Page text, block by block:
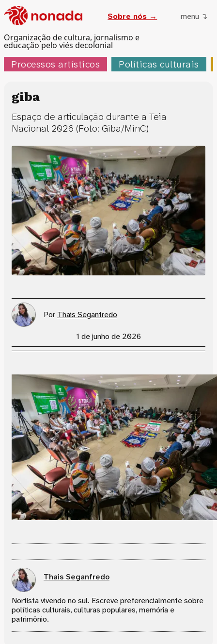
Organização de cultura, jornalismo e
educação pelo viés decolonial
Sobre nós → menu ↴
Processos artísticos Políticas culturais
giba
Espaço de articulação durante a Teia
Nacional 2026 (Foto: Giba/MinC)
Por Thais Seganfredo
1 de junho de 2026
Thais Seganfredo
Nortista vivendo no sul. Escreve preferencialmente sobre
políticas culturais, culturas populares, memória e
patrimônio.